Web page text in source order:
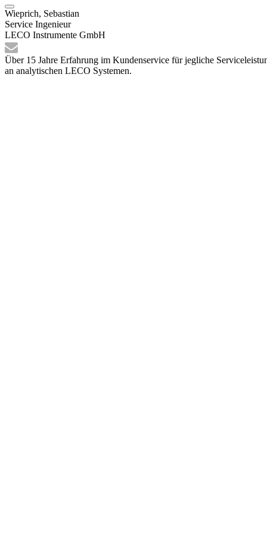
Wieprich, Sebastian
Service Ingenieur
LECO Instrumente GmbH
Über 15 Jahre Erfahrung im Kundenservice für jegliche
an analytischen LECO Systemen.